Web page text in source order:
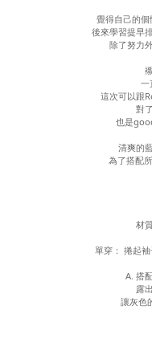
覺得自己的
後來學習提早
除了努力
一
這次可以跟
對
也是
清爽的
為了搭配
材
單穿： 捲起
A. 搭
露
讓灰色